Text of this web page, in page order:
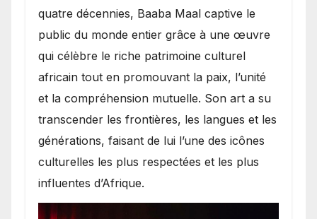
quatre décennies, Baaba Maal captive le
public du monde entier grâce à une œuvre
qui célèbre le riche patrimoine culturel
africain tout en promouvant la paix, l’unité
et la compréhension mutuelle. Son art a su
transcender les frontières, les langues et les
générations, faisant de lui l’une des icônes
culturelles les plus respectées et les plus
influentes d’Afrique.